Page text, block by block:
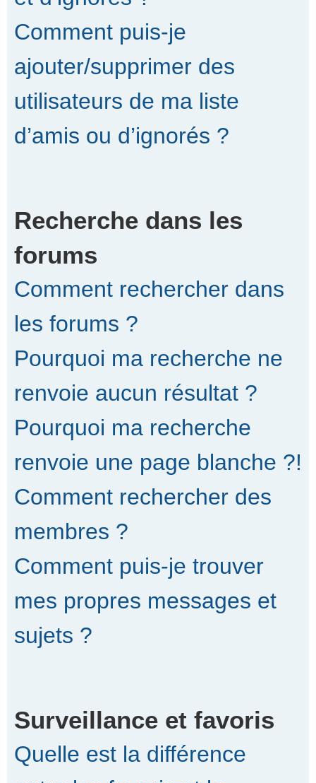
Comment puis-je
ajouter/supprimer des
utilisateurs de ma liste
d’amis ou d’ignorés ?
Recherche dans les
forums
Comment rechercher dans
les forums ?
Pourquoi ma recherche ne
renvoie aucun résultat ?
Pourquoi ma recherche
renvoie une page blanche ?!
Comment rechercher des
membres ?
Comment puis-je trouver
mes propres messages et
sujets ?
Surveillance et favoris
Quelle est la différence